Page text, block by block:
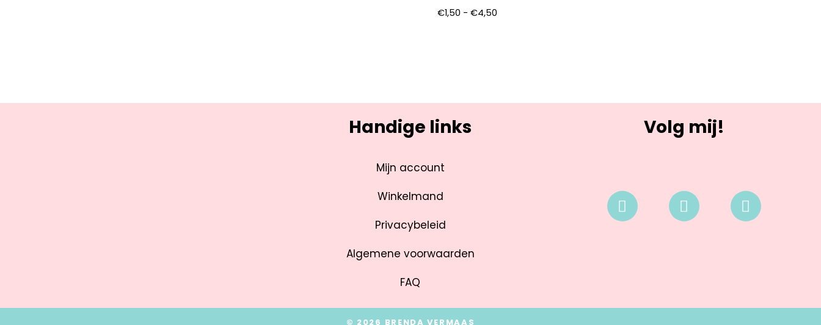
€1,50 - €4,50
Handige links
Mijn account
Winkelmand
Privacybeleid
Algemene voorwaarden
FAQ
Volg mij!
© 2026 BRENDA VERMAAS